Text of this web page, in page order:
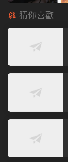
猜你喜歡